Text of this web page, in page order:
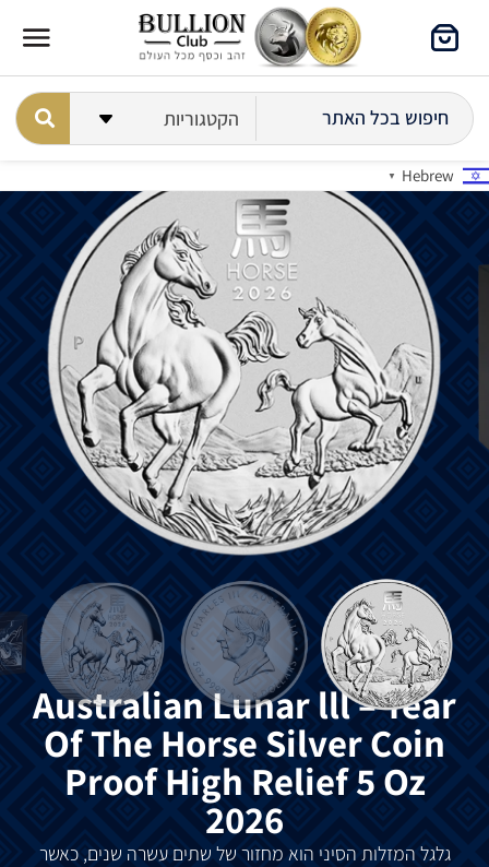
Hebrew
▼
Australian Lunar lll – Year
Of The Horse Silver Coin
Proof High Relief 5 Oz
2026
גלגל המזלות הסיני הוא מחזור של שתים עשרה שנים, כאשר